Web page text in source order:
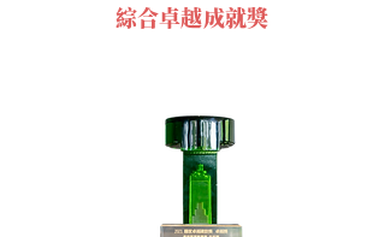
綜合卓越成就獎